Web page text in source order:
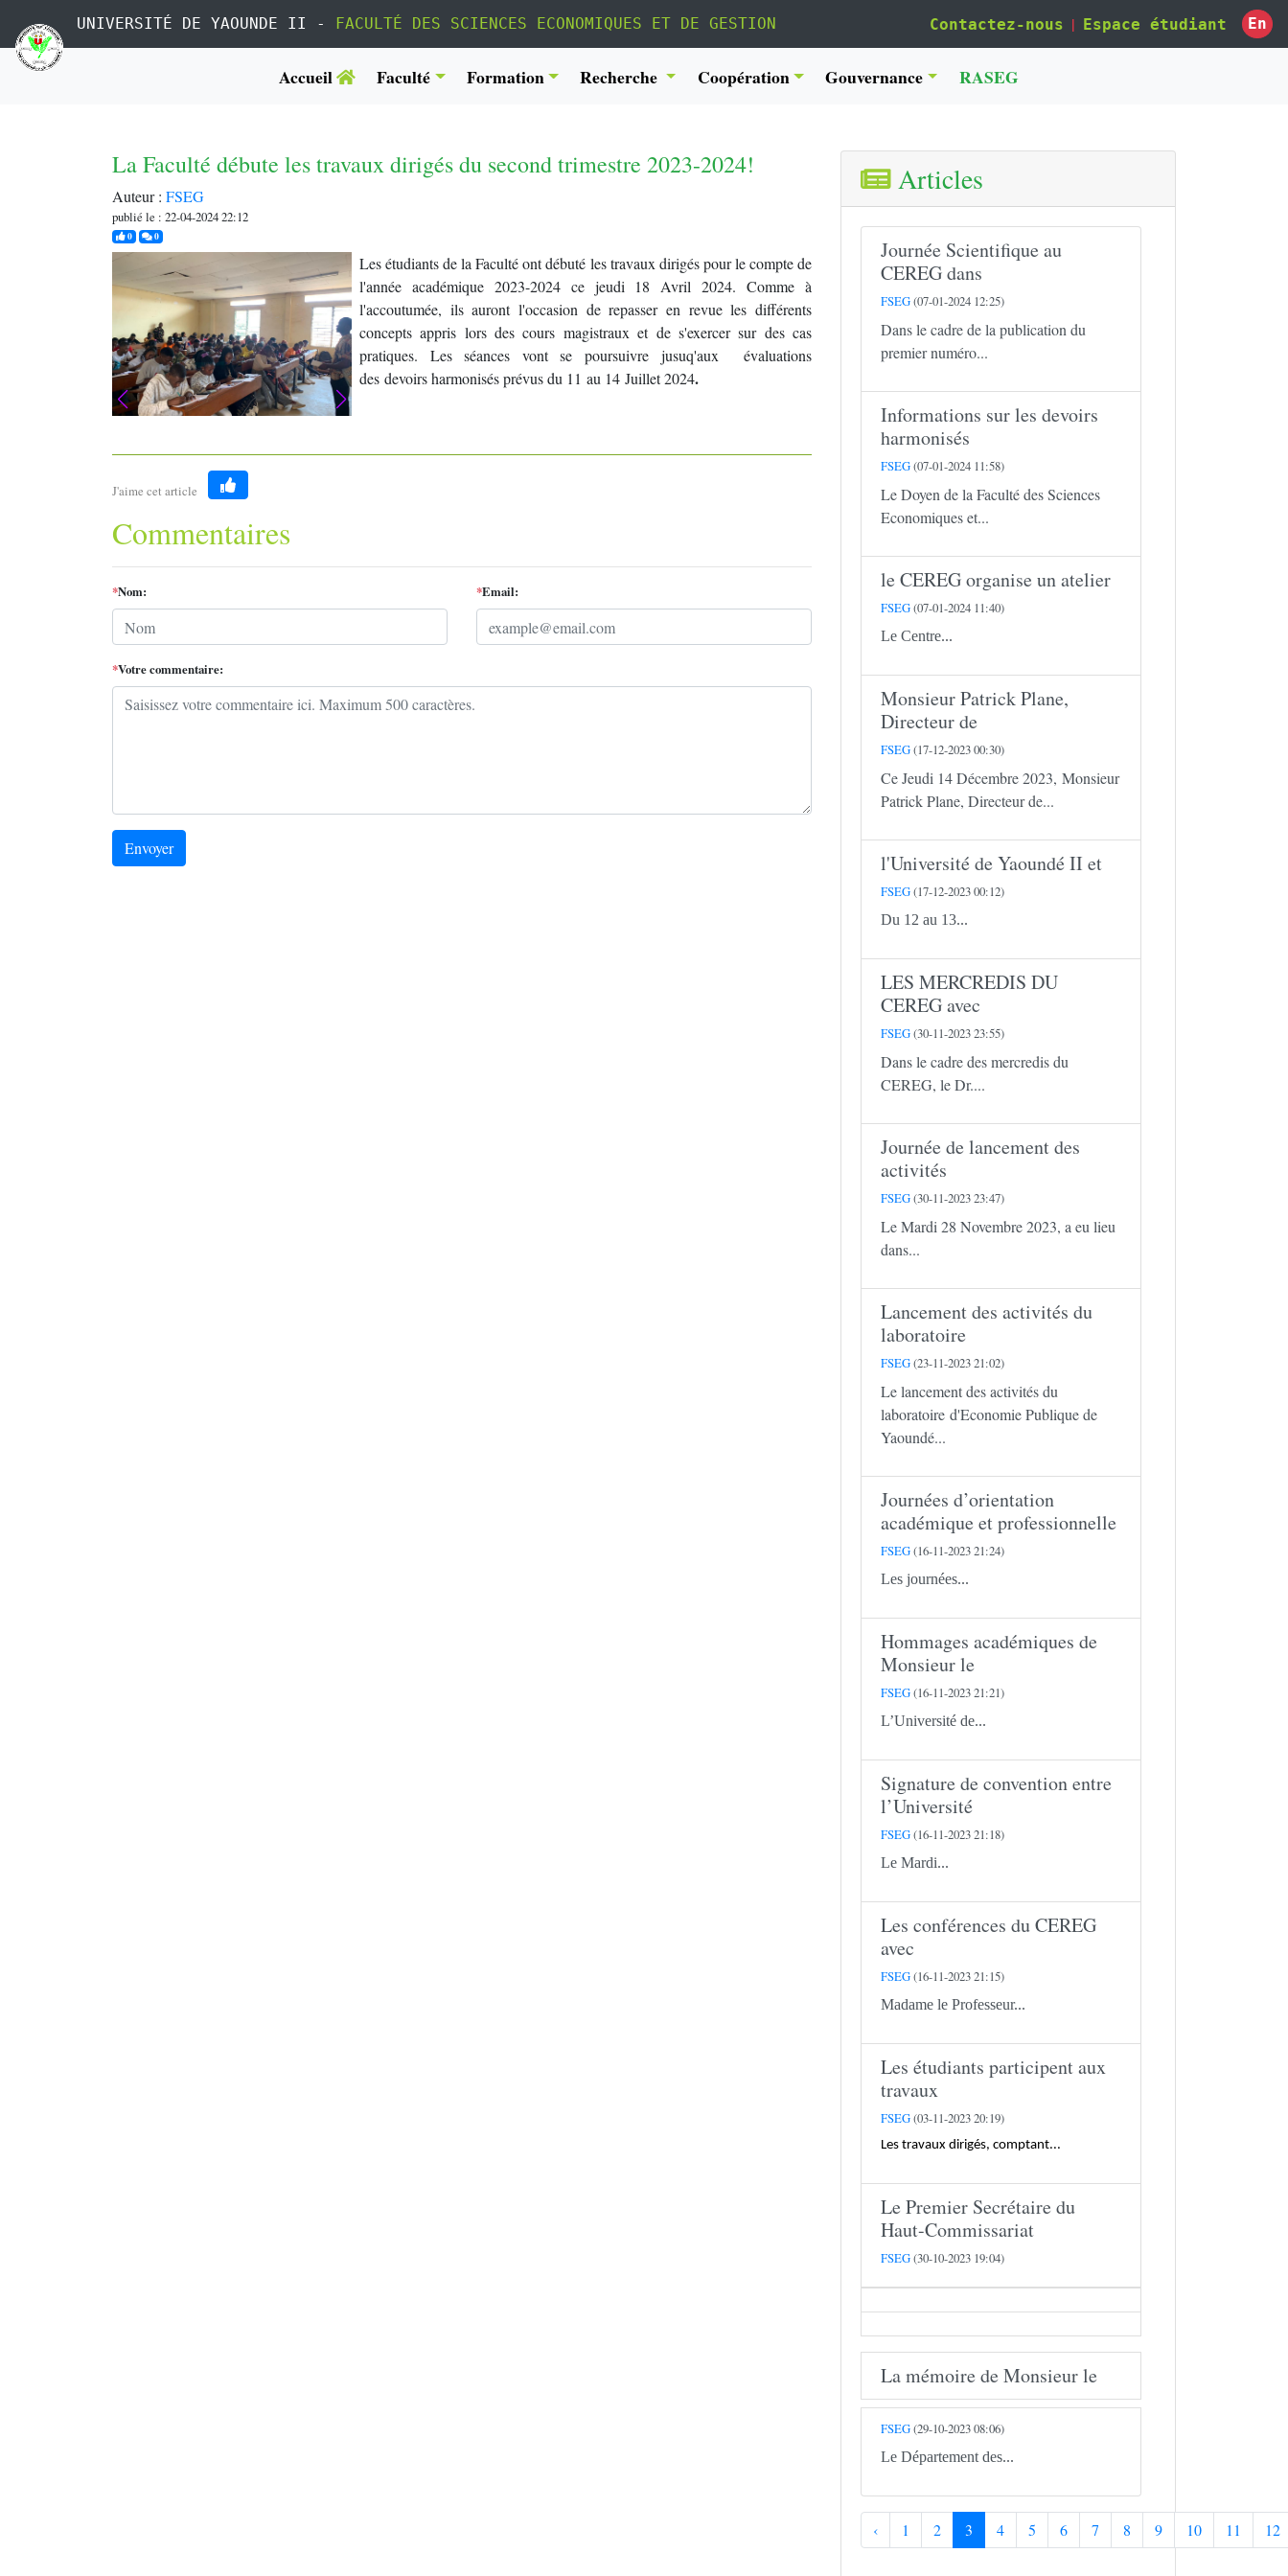
UNIVERSITÉ DE YAOUNDE II - FACULTÉ DES SCIENCES ECONOMIQUES ET DE GESTION Contactez-nous | Espace étudiant En
Accueil Faculté Formation Recherche Coopération Gouvernance RASEG
La Faculté débute les travaux dirigés du second trimestre 2023-2024!
Auteur : FSEG
publié le : 22-04-2024 22:12
0j'aime0commentaires
Les étudiants de la Faculté ont débuté les travaux dirigés pour le compte de
l'année académique 2023-2024 ce jeudi 18 Avril 2024. Comme à
l'accoutumée, ils auront l'occasion de repasser en revue les différents
concepts appris lors des cours magistraux et de s'exercer sur des cas
pratiques. Les séances vont se poursuivre jusuq'aux évaluations
des devoirs harmonisés prévus du 11 au 14 Juillet 2024.
J'aime cet article
Like
Commentaires
*Nom: *Email:
*Votre commentaire:
Envoyer
Articles
Journée Scientifique au
CEREG dans
FSEG(07-01-2024 12:25)
Dans le cadre de la publication du
premier numéro...
Informations sur les devoirs
harmonisés
FSEG(07-01-2024 11:58)
Le Doyen de la Faculté des Sciences
Economiques et...
le CEREG organise un atelier
FSEG(07-01-2024 11:40)
Le Centre...
Monsieur Patrick Plane,
Directeur de
FSEG(17-12-2023 00:30)
Ce Jeudi 14 Décembre 2023, Monsieur
Patrick Plane, Directeur de...
l'Université de Yaoundé II et
FSEG(17-12-2023 00:12)
Du 12 au 13...
LES MERCREDIS DU
CEREG avec
FSEG(30-11-2023 23:55)
Dans le cadre des mercredis du
CEREG, le Dr....
Journée de lancement des
activités
FSEG(30-11-2023 23:47)
Le Mardi 28 Novembre 2023, a eu lieu
dans...
Lancement des activités du
laboratoire
FSEG(23-11-2023 21:02)
Le lancement des activités du
laboratoire d'Economie Publique de
Yaoundé...
Journées d’orientation
académique et professionnelle
FSEG(16-11-2023 21:24)
Les journées...
Hommages académiques de
Monsieur le
FSEG(16-11-2023 21:21)
L’Université de...
Signature de convention entre
l’Université
FSEG(16-11-2023 21:18)
Le Mardi...
Les conférences du CEREG
avec
FSEG(16-11-2023 21:15)
Madame le Professeur...
Les étudiants participent aux
travaux
FSEG(03-11-2023 20:19)
Les travaux dirigés, comptant...
Le Premier Secrétaire du
Haut-Commissariat
FSEG(30-10-2023 19:04)
La mémoire de Monsieur le
FSEG(29-10-2023 08:06)
Le Département des...
‹ 1 2 3 4 5 6 7 8 9 10 11 12